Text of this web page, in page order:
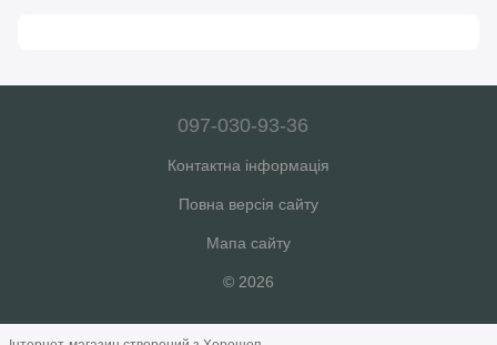
097-030-93-36
Контактна інформація
Повна версія сайту
Мапа сайту
© 2026